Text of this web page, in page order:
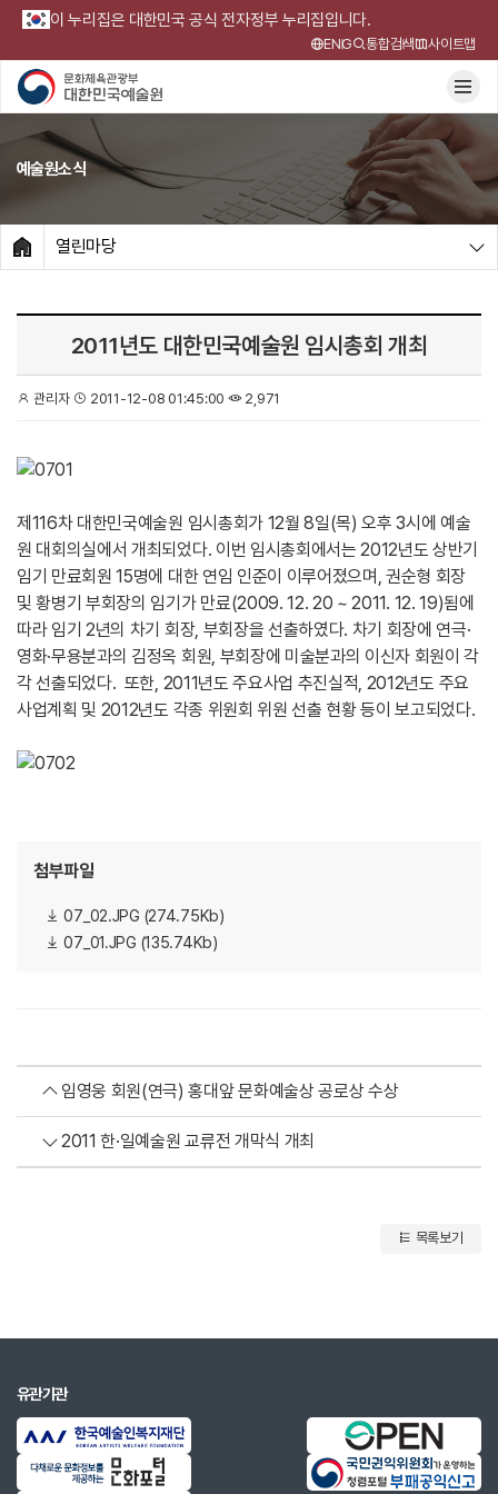
이 누리집은 대한민국 공식 전자정부 누리집입니다.
ENG 통합검색 사이트맵
예술원소식
HOME
열린마당
2011년도 대한민국예술원 임시총회 개최
관리자 2011-12-08 01:45:00 2,971
제116차 대한민국예술원 임시총회가 12월 8일(목) 오후 3시에 예술
원 대회의실에서 개최되었다. 이번 임시총회에서는 2012년도 상반기
임기 만료회원 15명에 대한 연임 인준이 이루어졌으며, 권순형 회장
및 황병기 부회장의 임기가 만료(2009. 12. 20 ~ 2011. 12. 19)됨에
따라 임기 2년의 차기 회장, 부회장을 선출하였다. 차기 회장에 연극·
영화·무용분과의 김정옥 회원, 부회장에 미술분과의 이신자 회원이 각
각 선출되었다. 또한, 2011년도 주요사업 추진실적, 2012년도 주요
사업계획 및 2012년도 각종 위원회 위원 선출 현황 등이 보고되었다.
첨부파일
07_02.JPG (274.75Kb)
07_01.JPG (135.74Kb)
임영웅 회원(연극) 홍대앞 문화예술상 공로상 수상
2011 한·일예술원 교류전 개막식 개최
목록보기
유관기관